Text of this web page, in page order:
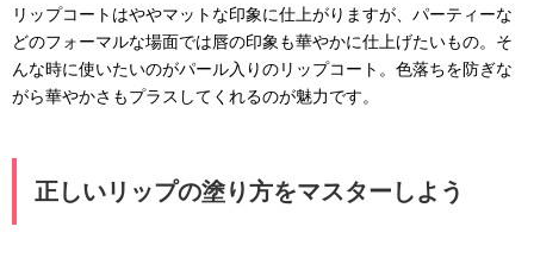
リップコートはややマットな印象に仕上がりますが、パーティーな
どのフォーマルな場面では唇の印象も華やかに仕上げたいもの。そ
んな時に使いたいのがパール入りのリップコート。色落ちを防ぎな
がら華やかさもプラスしてくれるのが魅力です。
正しいリップの塗り方をマスターしよう